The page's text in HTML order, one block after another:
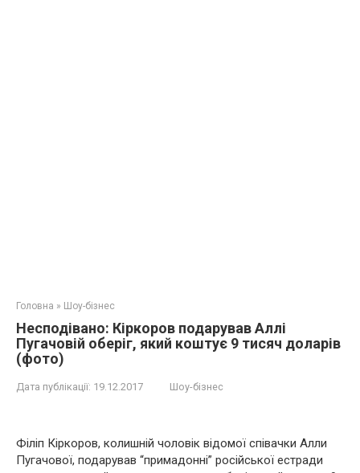
Головна » Шоу-бізнес
Нeсподівано: Кіркоров подарував Аллі
Пугачовій оберіг, який коштує 9 тисяч доларів
(фото)
Дата публікації: 19.12.2017 Шоу-бізнес
Філіп Кіркоров, колишній чоловік відомої співачки Алли
Пугачової, подарував “примадонні” російської естради